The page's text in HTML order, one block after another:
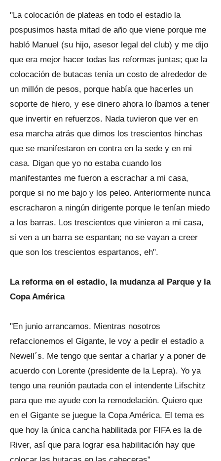
"La colocación de plateas en todo el estadio la
pospusimos hasta mitad de año que viene porque me
habló Manuel (su hijo, asesor legal del club) y me dijo
que era mejor hacer todas las reformas juntas; que la
colocación de butacas tenía un costo de alrededor de
un millón de pesos, porque había que hacerles un
soporte de hiero, y ese dinero ahora lo íbamos a tener
que invertir en refuerzos. Nada tuvieron que ver en
esa marcha atrás que dimos los trescientos hinchas
que se manifestaron en contra en la sede y en mi
casa. Digan que yo no estaba cuando los
manifestantes me fueron a escrachar a mi casa,
porque si no me bajo y los peleo. Anteriormente nunca
escracharon a ningún dirigente porque le tenían miedo
a los barras. Los trescientos que vinieron a mi casa,
si ven a un barra se espantan; no se vayan a creer
que son los trescientos espartanos, eh".
La reforma en el estadio, la mudanza al Parque y la
Copa América
"En junio arrancamos. Mientras nosotros
refaccionemos el Gigante, le voy a pedir el estadio a
Newell´s. Me tengo que sentar a charlar y a poner de
acuerdo con Lorente (presidente de la Lepra). Yo ya
tengo una reunión pautada con el intendente Lifschitz
para que me ayude con la remodelación. Quiero que
en el Gigante se juegue la Copa América. El tema es
que hoy la única cancha habilitada por FIFA es la de
River, así que para lograr esa habilitación hay que